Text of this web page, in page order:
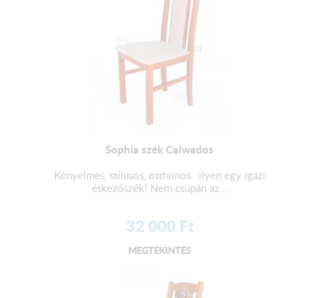
Sophia szék Calwados
Kényelmes, stílusos, otthonos, ilyen egy igazi
étkezőszék! Nem csupán az...
32 000 Ft
MEGTEKINTÉS